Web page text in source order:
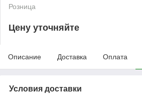
Розница
Цену уточняйте
Описание Доставка Оплата
Условия доставки